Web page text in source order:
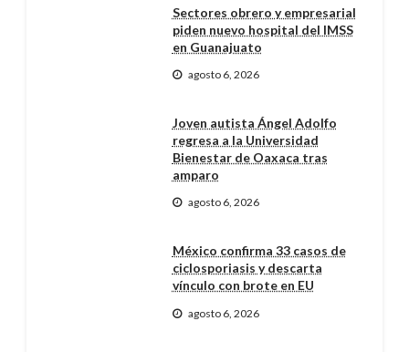
Sectores obrero y empresarial
piden nuevo hospital del IMSS
en Guanajuato
agosto 6, 2026
Joven autista Ángel Adolfo
regresa a la Universidad
Bienestar de Oaxaca tras
amparo
agosto 6, 2026
México confirma 33 casos de
ciclosporiasis y descarta
vínculo con brote en EU
agosto 6, 2026